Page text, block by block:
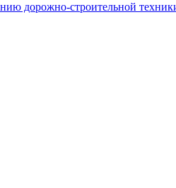
дорожно-строительной